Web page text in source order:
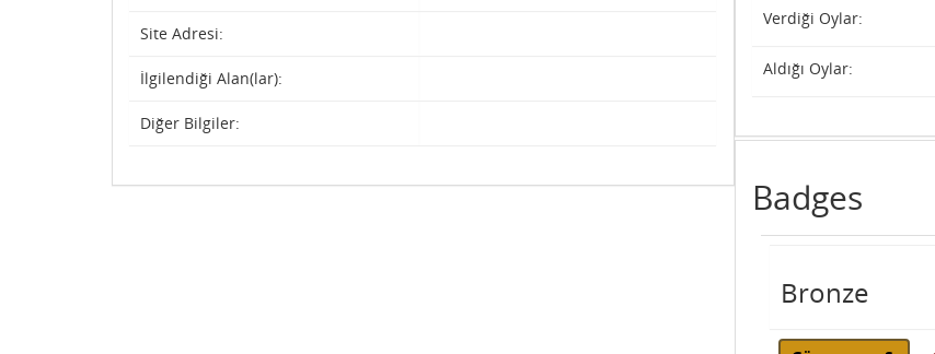
Site Adresi:
İlgilendiği Alan(lar):
Diğer Bilgiler:
Verdiği Oylar:
Aldığı Oylar:
Badges
Bronze